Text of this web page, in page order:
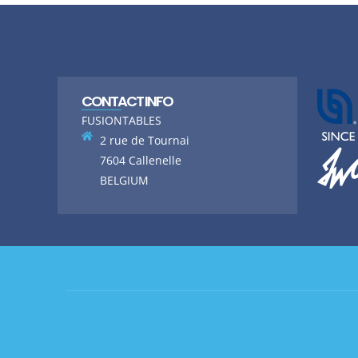
CONTACT INFO
FUSIONTABLES
2 rue de Tournai
7604 Callenelle
BELGIUM